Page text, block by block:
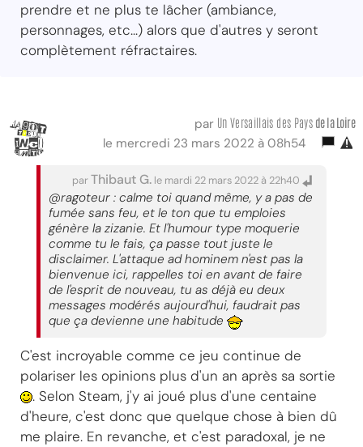
prendre et ne plus te lâcher (ambiance,
personnages, etc...) alors que d'autres y seront
complètement réfractaires.
par Un Versaillais des Pays de la Loire
le mercredi 23 mars 2022 à 08h54
parThibaut G. le mardi 22 mars 2022 à 22h40
@ragoteur : calme toi quand même, y a pas de
fumée sans feu, et le ton que tu emploies
génère la zizanie. Et l'humour type moquerie
comme tu le fais, ça passe tout juste le
disclaimer. L'attaque ad hominem n'est pas la
bienvenue ici, rappelles toi en avant de faire
de l'esprit de nouveau, tu as déjà eu deux
messages modérés aujourd'hui, faudrait pas
que ça devienne une habitude
C'est incroyable comme ce jeu continue de
polariser les opinions plus d'un an après sa sortie
. Selon Steam, j'y ai joué plus d'une centaine
d'heure, c'est donc que quelque chose à bien dû
me plaire. En revanche, et c'est paradoxal, je ne